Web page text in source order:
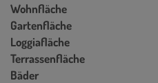
Wohnfläche
Gartenfläche
Loggiafläche
Terrassenfläche
Bäder